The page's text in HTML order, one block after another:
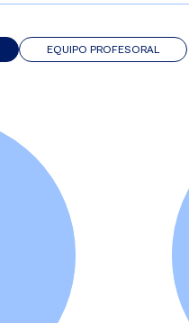
EQUIPO PROFESORAL